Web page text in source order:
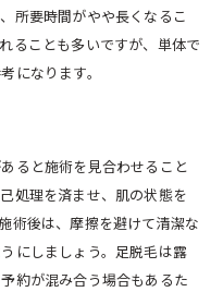
所要時間がやや長くなるこ
ることも多いですが、単体で
になります。
ると施術を見合わせること
処理を済ませ、肌の状態を
術後は、摩擦を避けて清潔な
にしましょう。足脱毛は露
約が混み合う場合もあるた